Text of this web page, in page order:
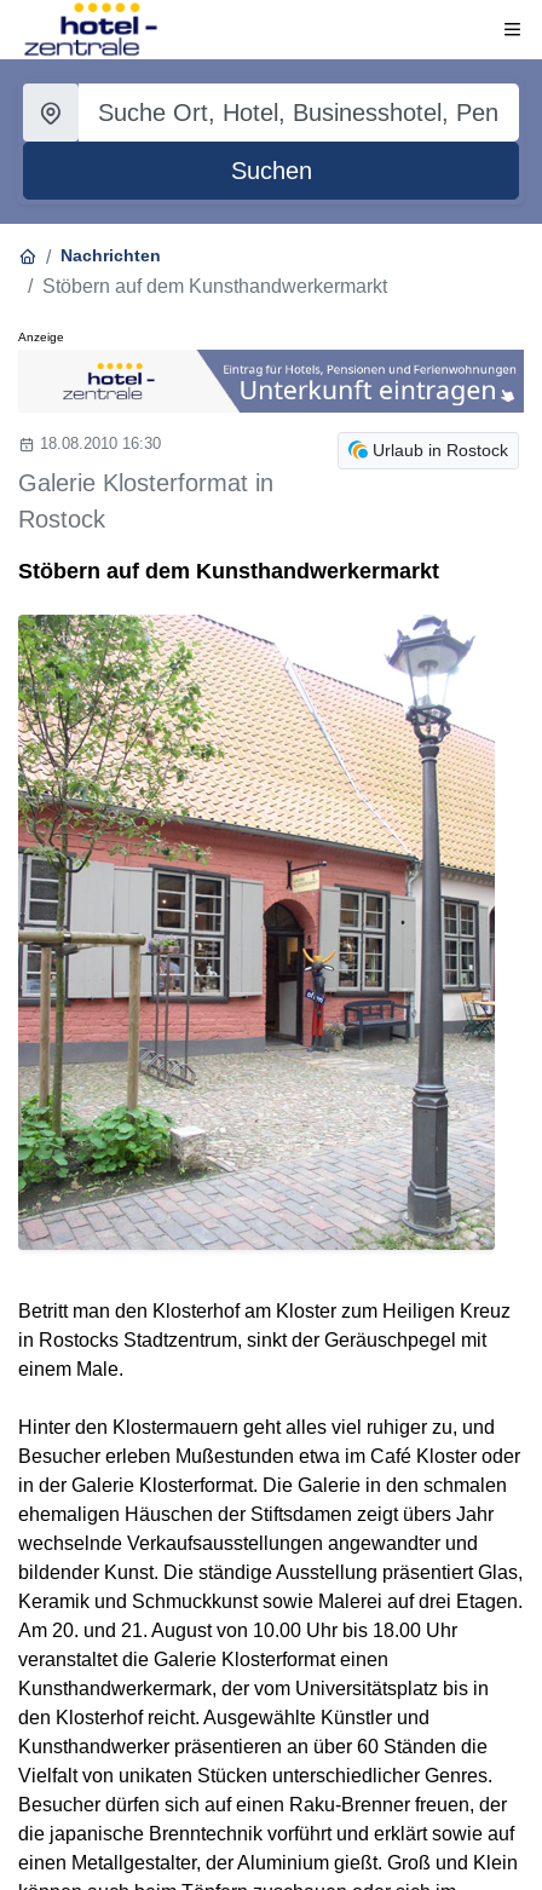
Suchen
Nachrichten
Stöbern auf dem Kunsthandwerkermarkt
Anzeige
Urlaub in Rostock
18.08.2010 16:30
Galerie Klosterformat in
Rostock
Stöbern auf dem Kunsthandwerkermarkt
Betritt man den Klosterhof am Kloster zum Heiligen Kreuz
in Rostocks Stadtzentrum, sinkt der Geräuschpegel mit
einem Male.
Hinter den Klostermauern geht alles viel ruhiger zu, und
Besucher erleben Mußestunden etwa im Café Kloster oder
in der Galerie Klosterformat. Die Galerie in den schmalen
ehemaligen Häuschen der Stiftsdamen zeigt übers Jahr
wechselnde Verkaufsausstellungen angewandter und
bildender Kunst. Die ständige Ausstellung präsentiert Glas,
Keramik und Schmuckkunst sowie Malerei auf drei Etagen.
Am 20. und 21. August von 10.00 Uhr bis 18.00 Uhr
veranstaltet die Galerie Klosterformat einen
Kunsthandwerkermark, der vom Universitätsplatz bis in
den Klosterhof reicht. Ausgewählte Künstler und
Kunsthandwerker präsentieren an über 60 Ständen die
Vielfalt von unikaten Stücken unterschiedlicher Genres.
Besucher dürfen sich auf einen Raku-Brenner freuen, der
die japanische Brenntechnik vorführt und erklärt sowie auf
einen Metallgestalter, der Aluminium gießt. Groß und Klein